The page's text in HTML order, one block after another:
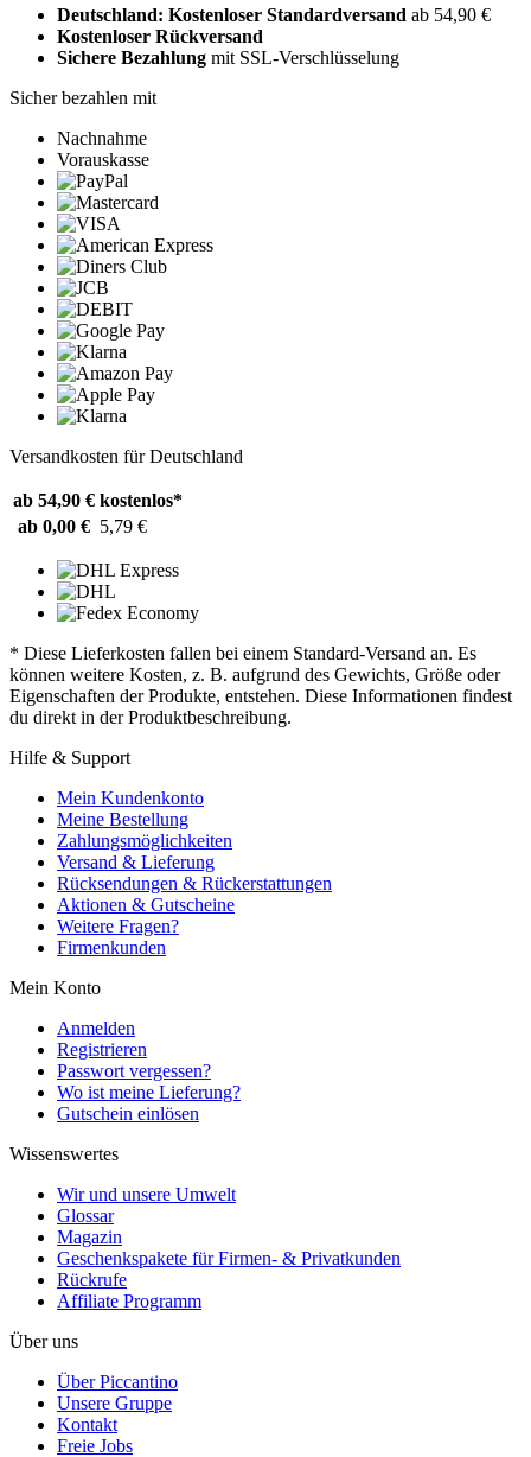
Deutschland: Kostenloser Standardversand ab 54,90 €
Kostenloser Rückversand
Sichere Bezahlung mit SSL-Verschlüsselung
Sicher bezahlen mit
Nachnahme
Vorauskasse
Versandkosten für Deutschland
ab 54,90 € kostenlos*
ab 0,00 € 5,79 €
* Diese Lieferkosten fallen bei einem Standard-Versand an. Es
können weitere Kosten, z. B. aufgrund des Gewichts, Größe oder
Eigenschaften der Produkte, entstehen. Diese Informationen findest
du direkt in der Produktbeschreibung.
Hilfe & Support
Mein Kundenkonto
Meine Bestellung
Zahlungsmöglichkeiten
Versand & Lieferung
Rücksendungen & Rückerstattungen
Aktionen & Gutscheine
Weitere Fragen?
Firmenkunden
Mein Konto
Anmelden
Registrieren
Passwort vergessen?
Wo ist meine Lieferung?
Gutschein einlösen
Wissenswertes
Wir und unsere Umwelt
Glossar
Magazin
Geschenkspakete für Firmen- & Privatkunden
Rückrufe
Affiliate Programm
Über uns
Über Piccantino
Unsere Gruppe
Kontakt
Freie Jobs